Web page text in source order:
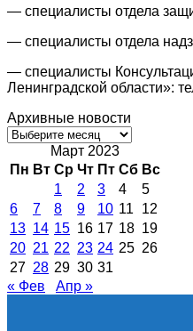
— специалисты отдела
— специалисты отдела
— специалисты
Ленинградской области»:
Архивные новости
Архивные
новостиМарт 2023
Пн Вт Ср Чт Пт Сб Вс
1
2 3 4
5
6
7 8 9 10 11
12
13 14 15 16 17 18 19
20 21 22 23 24 25 26
27 28 29 30 31
« Фев
Апр »